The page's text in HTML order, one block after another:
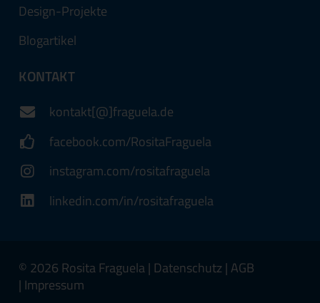
Design-Projekte
Blogartikel
KONTAKT
kontakt[@]fraguela.de
facebook.com/RositaFraguela
instagram.com/rositafraguela
linkedin.com/in/rositafraguela
© 2026 Rosita Fraguela | Datenschutz | AGB
| Impressum